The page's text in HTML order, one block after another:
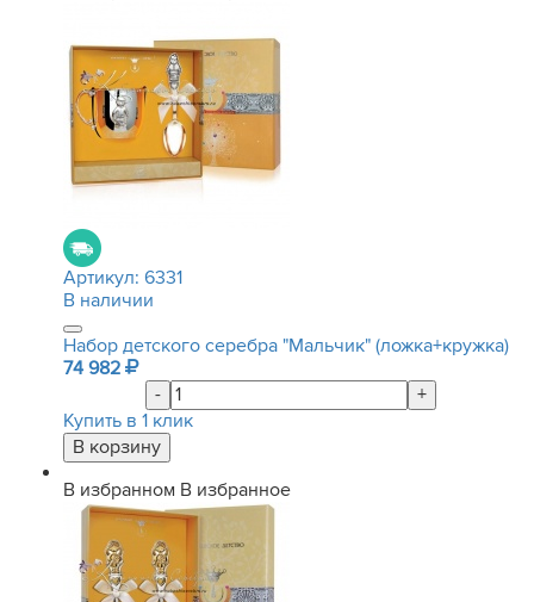
Артикул: 6331
В наличии
Набор детского серебра "Мальчик" (ложка+кружка)
74 982
-
+
Купить в 1 клик
В избранном В избранное